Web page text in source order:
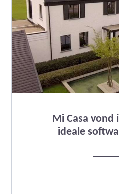
Mi Casa vond
ideale